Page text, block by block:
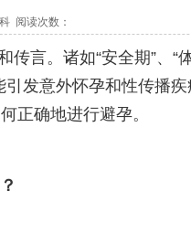
阅读次数：
言。诸如“安全期”、“
发意外怀孕和性传播
正确地进行避孕。